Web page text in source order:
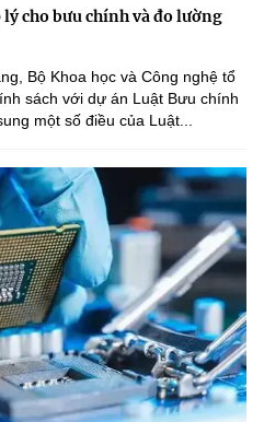
cho bưu chính và đo lường
Bộ Khoa học và Công nghệ tổ
sách với dự án Luật Bưu chính
một số điều của Luật...